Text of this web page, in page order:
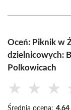
Oceń: Piknik w
dzielnicowych:
Polkowicach
★ ★ ★
Średnia ocena: 4.64